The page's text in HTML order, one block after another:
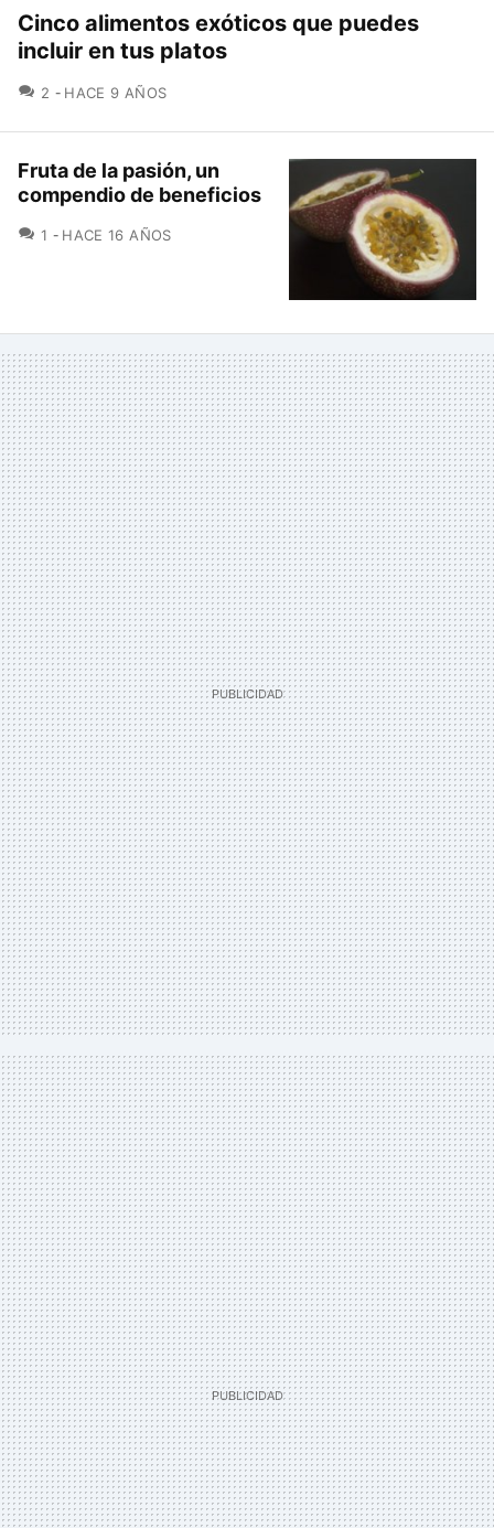
Cinco alimentos exóticos que puedes
incluir en tus platos
2 COMENTARIOS
HACE 9 AÑOS
Fruta de la pasión, un
compendio de beneficios
1 COMENTARIOS
HACE 16 AÑOS